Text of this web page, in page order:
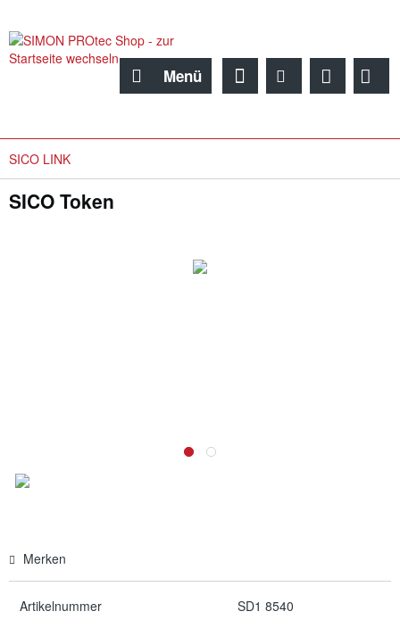
Menü
SICO LINK
SICO Token
Merken
Artikelnummer SD1 8540